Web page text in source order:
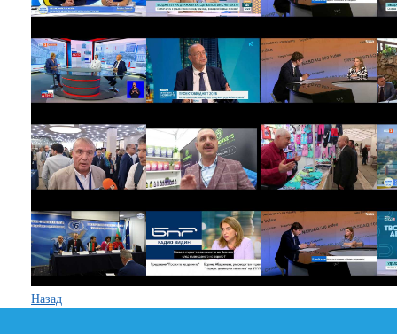
Назад